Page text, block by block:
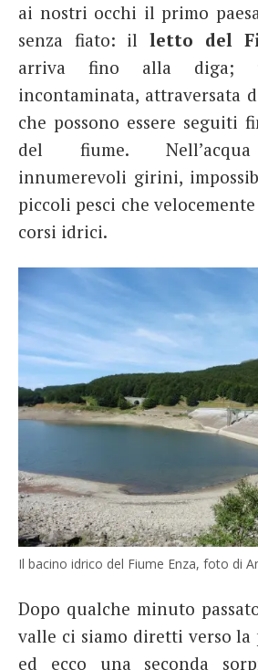
ai nostri occhi il primo
senza fiato: illetto del
arriva fino alla diga;
incontaminata, attraversata
che possono essere seguiti
del fiume. Nell’acqua
innumerevoli girini,
piccoli pesci che
corsi idrici.
Il bacino idrico del Fiume Enza, foto di
Dopo qualche minuto
valle ci siamo diretti verso la
ed ecco una seconda